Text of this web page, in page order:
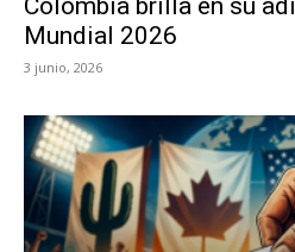
Colombia brilla en su
Mundial 2026
3 junio, 2026